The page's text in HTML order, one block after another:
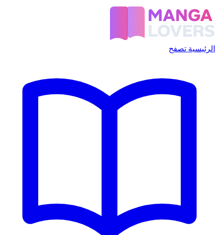
الرئيسية تصفح